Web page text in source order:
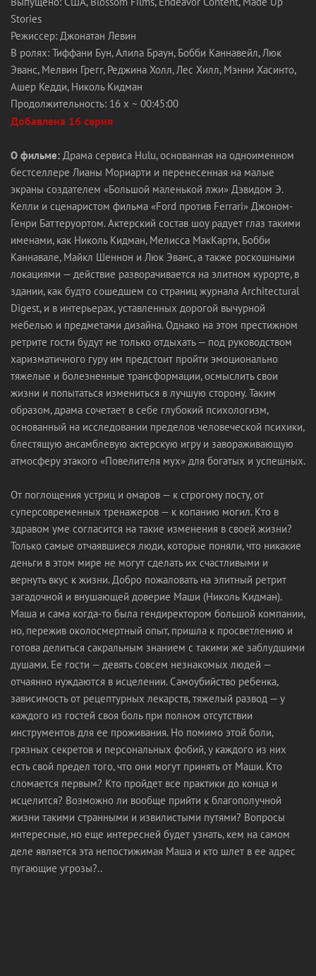
Stories
Режиссер: Джонатан Левин
В ролях: Тиффани Бун, Алила Браун, Бобби Каннавейл, Люк
Эванс, Мелвин Грегг, Реджина Холл, Лес Хилл, Мэнни Хасинто,
Ашер Кедди, Николь Кидман
Продолжительность: 16 x ~ 00:45:00
Добавлена 16 ​серия
О фильме: Драма сервиса Hulu, основанная на одноименном
бестселлере Лианы Мориарти и перенесенная на малые
экраны создателем «Большой маленькой лжи» Дэвидом Э.
Келли и сценаристом фильма «Ford против Ferrari» Джоном-
Генри Баттеруортом. Актерский состав шоу радует глаз такими
именами, как Николь Кидман, Мелисса МакКарти, Бобби
Каннавале, Майкл Шеннон и Люк Эванс, а также роскошными
локациями — действие разворачивается на элитном курорте, в
здании, как будто сошедшем со страниц журнала Architectural
Digest, и в интерьерах, уставленных дорогой вычурной
мебелью и предметами дизайна. Однако на этом престижном
ретрите гости будут не только отдыхать — под руководством
харизматичного гуру им предстоит пройти эмоционально
тяжелые и болезненные трансформации, осмыслить свои
жизни и попытаться измениться в лучшую сторону. Таким
образом, драма сочетает в себе глубокий психологизм,
основанный на исследовании пределов человеческой психики,
блестящую ансамблевую актерскую игру и завораживающую
атмосферу этакого «Повелителя мух» для богатых и успешных.
От поглощения устриц и омаров — к строгому посту, от
суперсовременных тренажеров — к копанию могил. Кто в
здравом уме согласится на такие изменения в своей жизни?
Только самые отчаявшиеся люди, которые поняли, что никакие
деньги в этом мире не могут сделать их счастливыми и
вернуть вкус к жизни. Добро пожаловать на элитный ретрит
загадочной и внушающей доверие Маши (Николь Кидман).
Маша и сама когда-то была гендиректором большой компании,
но, пережив околосмертный опыт, пришла к просветлению и
готова делиться сакральным знанием с такими же заблудшими
душами. Ее гости — девять совсем незнакомых людей —
отчаянно нуждаются в исцелении. Самоубийство ребенка,
зависимость от рецептурных лекарств, тяжелый развод — у
каждого из гостей своя боль при полном отсутствии
инструментов для ее проживания. Но помимо этой боли,
грязных секретов и персональных фобий, у каждого из них
есть свой предел того, что они могут принять от Маши. Кто
сломается первым? Кто пройдет все практики до конца и
исцелится? Возможно ли вообще прийти к благополучной
жизни такими странными и извилистыми путями? Вопросы
интересные, но еще интересней будет узнать, кем на самом
деле является эта непостижимая Маша и кто шлет в ее адрес
пугающие угрозы?..